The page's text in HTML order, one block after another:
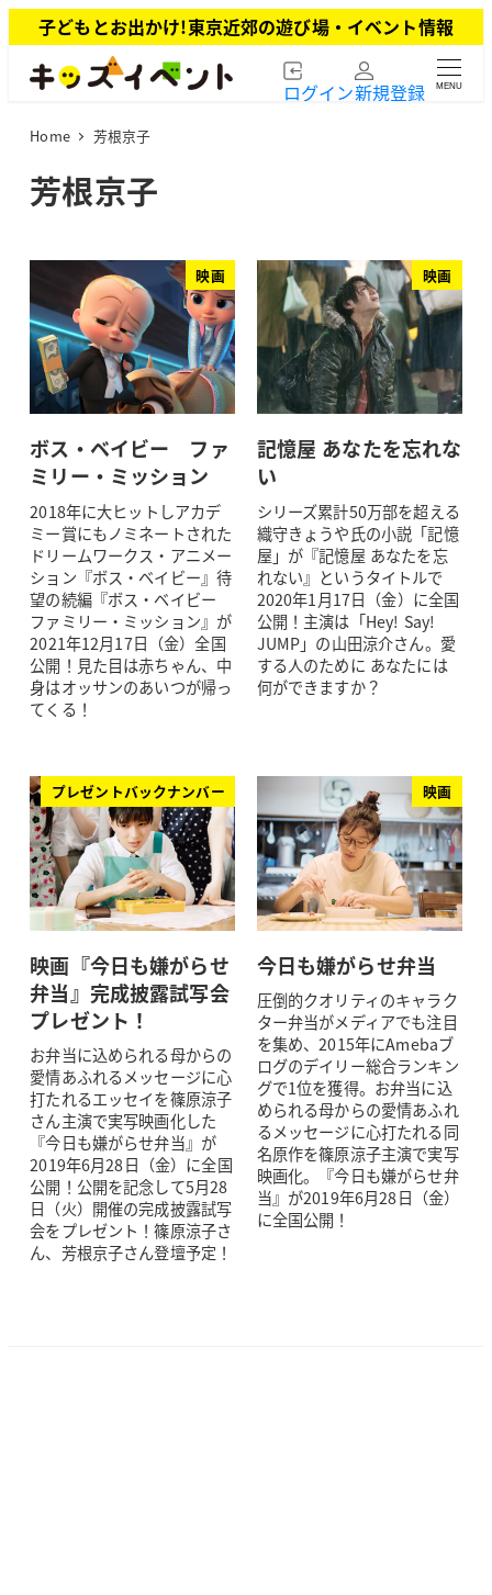
イ
子どもとお出かけ!東京近郊の遊び場・イベント情報
ログイン新規登録 MENU
Home 芳根京子
芳根京子
映画
ボス・ベイビー ファ
ミリー・ミッション
2018年に大ヒットしアカデ
ミー賞にもノミネートされた
ドリームワークス・アニメー
ション『ボス・ベイビー』待
望の続編『ボス・ベイビー
ファミリー・ミッション』が
2021年12月17日（金）全国
公開！見た目は赤ちゃん、中
身はオッサンのあいつが帰っ
てくる！
映画
記憶屋 あなたを忘れな
い
シリーズ累計50万部を超える
織守きょうや氏の小説「記憶
屋」が『記憶屋 あなたを忘
れない』というタイトルで
2020年1月17日（金）に全国
公開！主演は「Hey! Say!
JUMP」の山田涼介さん。愛
する人のために あなたには
何ができますか？
プレゼントバックナンバー
映画『今日も嫌がらせ
弁当』完成披露試写会
プレゼント！
お弁当に込められる母からの
愛情あふれるメッセージに心
打たれるエッセイを篠原涼子
さん主演で実写映画化した
『今日も嫌がらせ弁当』が
2019年6月28日（金）に全国
公開！公開を記念して5月28
日（火）開催の完成披露試写
会をプレゼント！篠原涼子さ
ん、芳根京子さん登壇予定！
映画
今日も嫌がらせ弁当
圧倒的クオリティのキャラク
ター弁当がメディアでも注目
を集め、2015年にAmebaブ
ログのデイリー総合ランキン
グで1位を獲得。お弁当に込
められる母からの愛情あふれ
るメッセージに心打たれる同
名原作を篠原涼子主演で実写
映画化。『今日も嫌がらせ弁
当』が2019年6月28日（金）
に全国公開！